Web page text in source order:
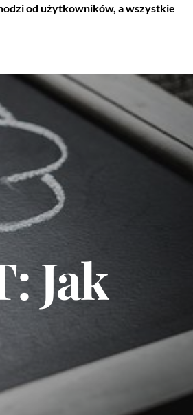
od użytkowników, a wszystkie
Jak